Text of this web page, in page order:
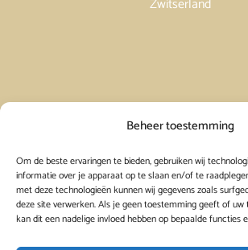
Beheer toestemming
Om de beste ervaringen te bieden, gebruiken wij
informatie over je apparaat op te slaan en/of te
met deze technologieën kunnen wij gegevens zoals
deze site verwerken. Als je geen toestemming geeft of
kan dit een nadelige invloed hebben op bepaalde functies
Vakantiehuis in Frankrijk huren
Vakantiehuis in Griekenland huren